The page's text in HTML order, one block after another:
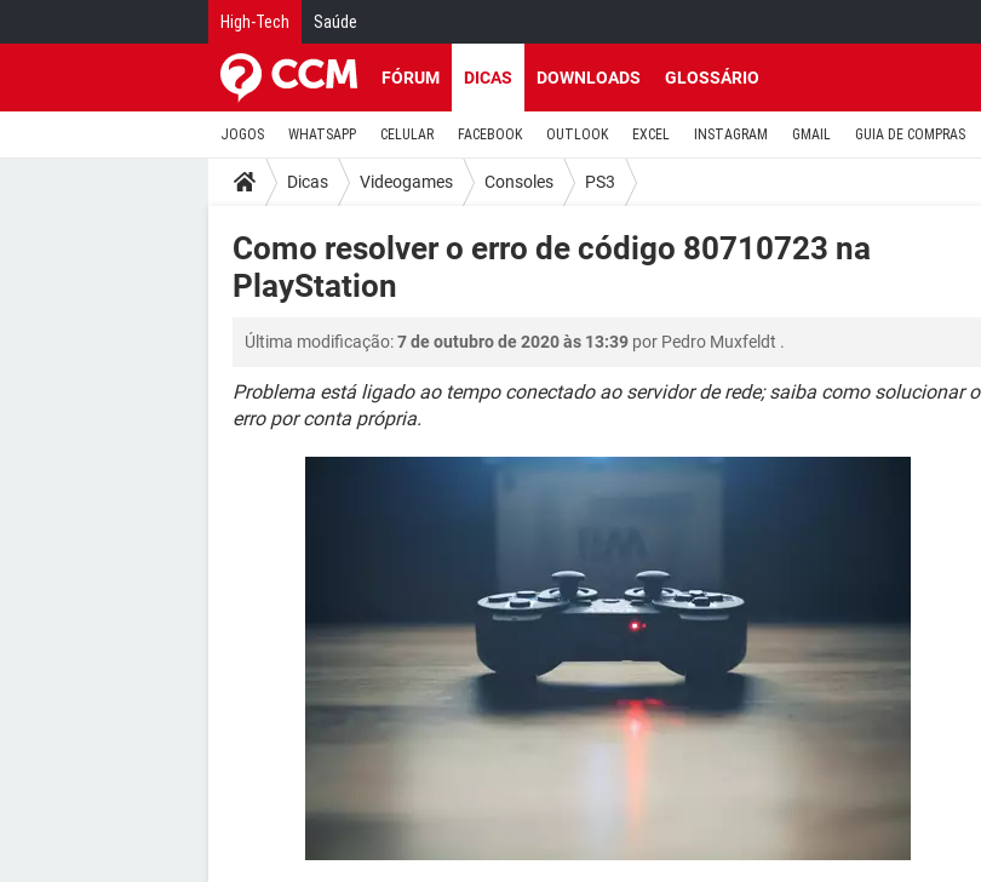
High-Tech Saúde
FÓRUM DICAS DOWNLOADS GLOSSÁRIO
JOGOS WHATSAPP CELULAR FACEBOOK OUTLOOK EXCEL INSTAGRAM GMAIL GUIA DE COMPRAS
Dicas Videogames Consoles PS3
Como resolver o erro de código 80710723 na
PlayStation
Última modificação:7 de outubro de 2020 às 13:39 por Pedro Muxfeldt .
Problema está ligado ao tempo conectado ao servidor de rede; saiba como solucionar o
erro por conta própria.